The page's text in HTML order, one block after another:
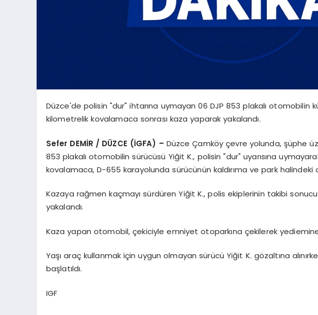
Düzce'de polisin "dur" ihtarına uymayan 06 DJP 853 plakalı otomobilin
kilometrelik kovalamaca sonrası kaza yaparak yakalandı.
Sefer DEMİR / DÜZCE (İGFA) – Düzce Çamköy çevre yolunda, şüphe
853 plakalı otomobilin sürücüsü Yiğit K., polisin "dur" uyarısına
kovalamaca, D-655 karayolunda sürücünün kaldırıma ve park halindeki
Kazaya rağmen kaçmayı sürdüren Yiğit K., polis ekiplerinin takibi
yakalandı.
Kaza yapan otomobil, çekiciyle emniyet otoparkına çekilerek
Yaşı araç kullanmak için uygun olmayan sürücü Yiğit K. gözaltına
başlatıldı.
IGF